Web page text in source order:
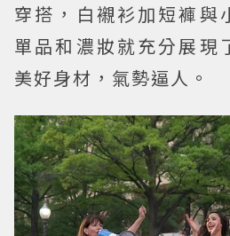
穿搭，白襯衫加短褲與
單品和濃妝就充分展現
美好身材，氣勢逼人。